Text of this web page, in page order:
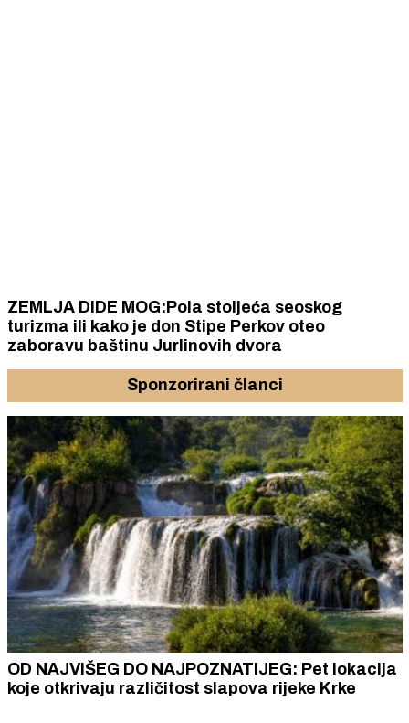
ZEMLJA DIDE MOG:Pola stoljeća seoskog
turizma ili kako je don Stipe Perkov oteo
zaboravu baštinu Jurlinovih dvora
Sponzorirani članci
OD NAJVIŠEG DO NAJPOZNATIJEG: Pet lokacija
koje otkrivaju različitost slapova rijeke Krke